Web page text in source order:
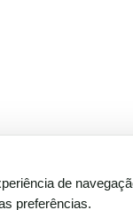
de
preferências.